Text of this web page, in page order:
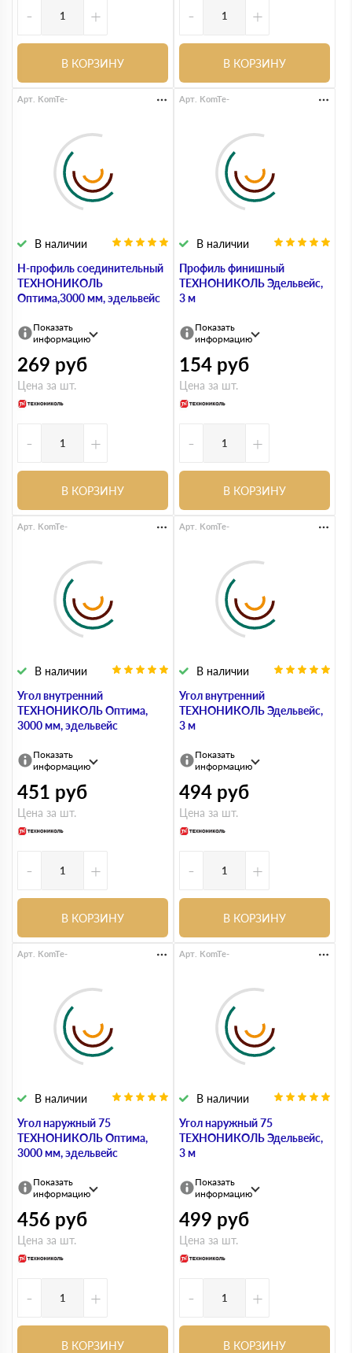
- +
В КОРЗИНУ
- +
В КОРЗИНУ
Н-профиль соединительный
ТЕХНОНИКОЛЬ
Оптима,3000 мм, эдельвейс
В наличии
Арт. KomTe-
Показать
информацию
269 руб
Цена за шт.
- +
В КОРЗИНУ
Профиль финишный
ТЕХНОНИКОЛЬ Эдельвейс,
3 м
В наличии
Арт. KomTe-
Показать
информацию
154 руб
Цена за шт.
- +
В КОРЗИНУ
Угол внутренний
ТЕХНОНИКОЛЬ Оптима,
3000 мм, эдельвейс
В наличии
Арт. KomTe-
Показать
информацию
451 руб
Цена за шт.
- +
В КОРЗИНУ
Угол внутренний
ТЕХНОНИКОЛЬ Эдельвейс,
3 м
В наличии
Арт. KomTe-
Показать
информацию
494 руб
Цена за шт.
- +
В КОРЗИНУ
Угол наружный 75
ТЕХНОНИКОЛЬ Оптима,
3000 мм, эдельвейс
В наличии
Арт. KomTe-
Показать
информацию
456 руб
Цена за шт.
- +
В КОРЗИНУ
Угол наружный 75
ТЕХНОНИКОЛЬ Эдельвейс,
3 м
В наличии
Арт. KomTe-
Показать
информацию
499 руб
Цена за шт.
- +
В КОРЗИНУ